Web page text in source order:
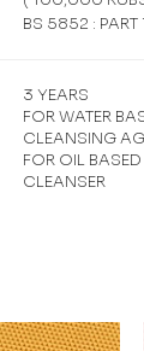
BS 5852 : PART
3 YEARS
FOR WATER
CLEANSING
FOR OIL
CLEANSER